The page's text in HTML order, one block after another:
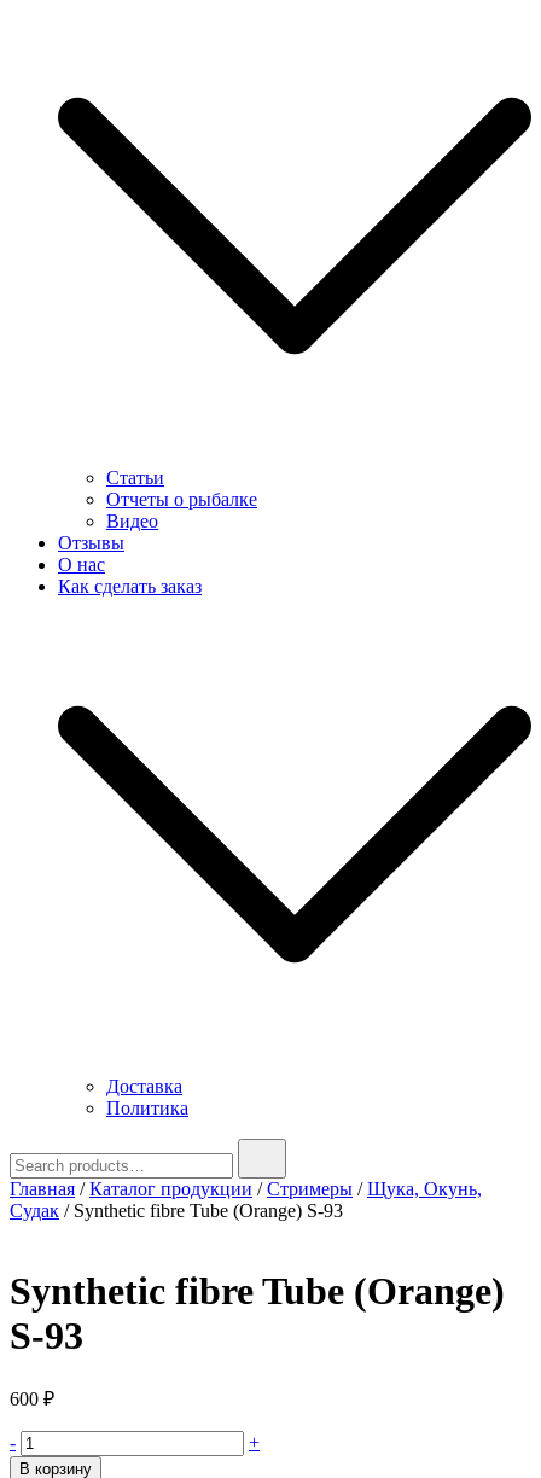
Статьи
Отчеты о рыбалке
Видео
Отзывы
О нас
Как сделать заказ
Доставка
Политика
for:
Главная /Каталог продукции /Стримеры /Щука, Окунь,
Судак / Synthetic fibre Tube (Orange) S-93
Synthetic fibre Tube (Orange)
S-93
600 ₽
- Количество
товара
+
В корзину